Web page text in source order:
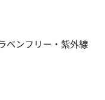
ベンフリー・紫外線